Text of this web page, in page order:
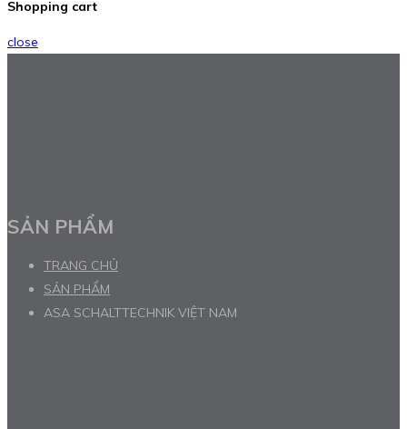
Shopping cart
close
SẢN PHẨM
TRANG CHỦ
SẢN PHẨM
ASA SCHALTTECHNIK VIỆT NAM